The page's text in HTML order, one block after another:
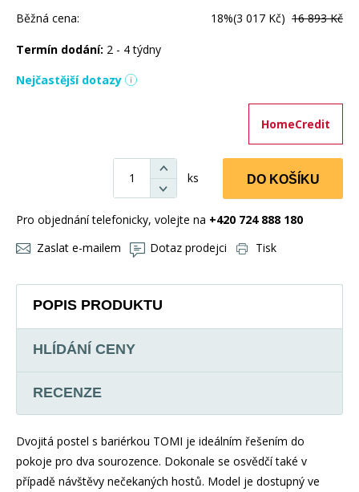
Běžná cena: 18%(3 017 Kč) 16 893 Kč
Termín dodání: 2 - 4 týdny
Nejčastější dotazy
HomeCredit
ks DO KOŠÍKU
Pro objednání telefonicky, volejte na +420 724 888 180
Zaslat e-mailem
Dotaz prodejci Tisk
POPIS PRODUKTU
HLÍDÁNÍ CENY
RECENZE
Dvojitá postel s bariérkou TOMI je ideálním řešením do
pokoje pro dva sourozence. Dokonale se osvědčí také v
případě návštěvy nečekaných hostů. Model je dostupný ve